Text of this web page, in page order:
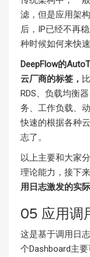
滤，但是应用架
后，IP已经不再
种时候如何来快
DeepFlow的
云厂商的标签，
RDS、负载均衡
务、工作负载、
快速的根据各种
志了。
以上主要和大家
理论能力，接下
用日志激发的实
05 应用调
这是基于调用日
个Dashboard主要